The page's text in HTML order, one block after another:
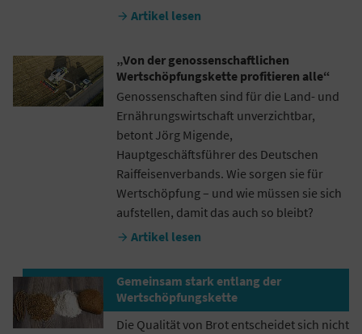
 Artikel lesen
„Von der genossenschaftlichen
Wertschöpfungskette profitieren alle“
Genossenschaften sind für die Land- und
Ernährungswirtschaft unverzichtbar,
betont Jörg Migende,
Hauptgeschäftsführer des Deutschen
Raiffeisenverbands. Wie sorgen sie für
Wertschöpfung – und wie müssen sie sich
aufstellen, damit das auch so bleibt?
 Artikel lesen
Gemeinsam stark entlang der
Wertschöpfungskette
Die Qualität von Brot entscheidet sich nicht